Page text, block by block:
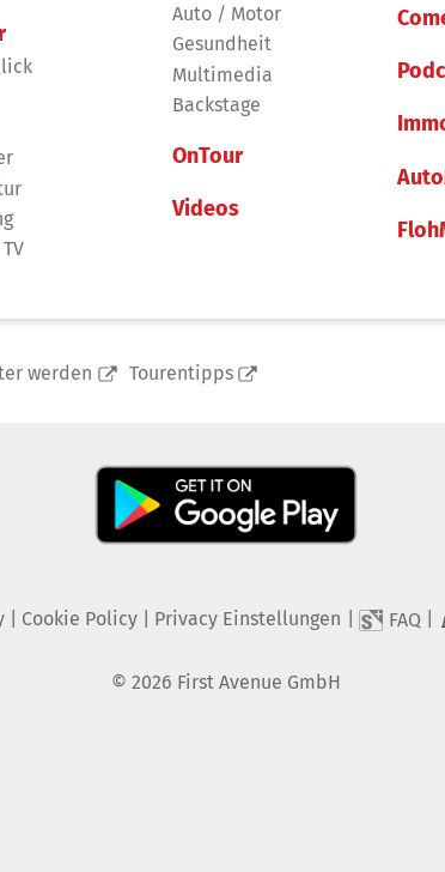
Auto / Motor
Gesundheit
Multimedia
Backstage
OnTour
Videos
werden Tourentipps
| Cookie Policy| Privacy Einstellungen FAQ
© 2026 First Avenue GmbH